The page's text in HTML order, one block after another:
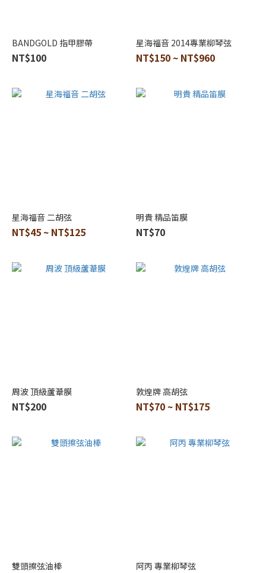
BANDGOLD 指甲膠帶
NT$100
星海福音 2014專業柳琴弦
NT$150 ~ NT$960
星海福音 二胡弦
NT$45 ~ NT$125
明貴 精品笛膜
NT$70
周波 頂級蘆葦膜
NT$200
敦煌牌 高胡弦
NT$70 ~ NT$175
雙頭擦弦油棒 阿丙 專業柳琴弦